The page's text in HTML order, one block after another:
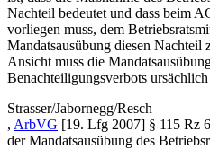
Nachteil bedeutet und dass beim
vorliegen muss, dem
Mandatsausübung diesen Nachteil
Ansicht muss die
Benachteiligungsverbots
Strasser/Jabornegg/Resch
, ArbVG [19. Lfg 2007] § 115 Rz
der Mandatsausübung des